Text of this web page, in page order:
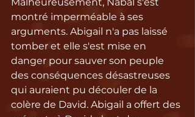
montré imperméable à ses
arguments. Abigail n'a pas laissé
tomber et elle s'est mise en
danger pour sauver son peuple
des conséquences désastreuses
qui auraient pu découler de la
colère de David. Abigail a offert des